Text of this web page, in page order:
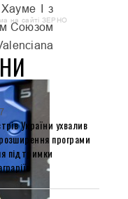
Хауме I з
Союзом
на сайті ЗЕРНО
України ухвалив
програми
підтримки